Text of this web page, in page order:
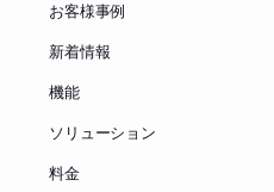
お客様事例
新着情報
機能
ソリューション
料金